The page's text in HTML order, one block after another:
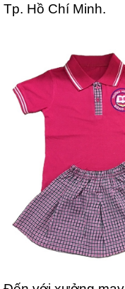
Tp. Hồ Chí Minh.